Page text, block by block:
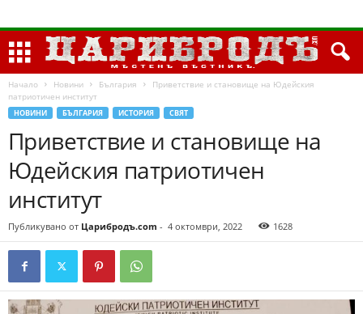
Начало Новини България
Приветствие и становище на Юдейския
патриотичен институт
НОВИНИ БЪЛГАРИЯ ИСТОРИЯ СВЯТ
Приветствие и становище на
Юдейския патриотичен
институт
Публикувано от Царибродъ.com - 4 октомври, 2022 1628